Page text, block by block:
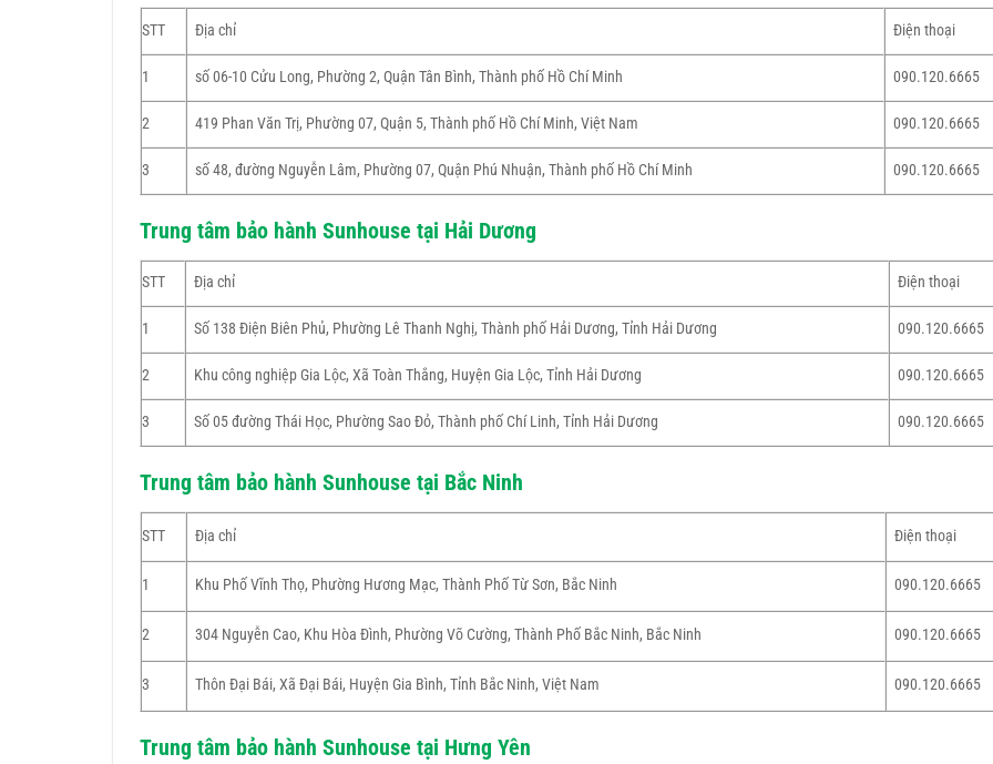
STT Địa chỉ Điện thoại
1 số 06-10 Cửu Long, Phường 2, Quận Tân Bình, Thành phố Hồ Chí Minh 090.120.6665
2 419 Phan Văn Trị, Phường 07, Quận 5, Thành phố Hồ Chí Minh, Việt Nam 090.120.6665
3 số 48, đường Nguyễn Lâm, Phường 07, Quận Phú Nhuận, Thành phố Hồ Chí Minh 090.120.6665
Trung tâm bảo hành Sunhouse tại Hải Dương
STT Địa chỉ Điện thoại
1 Số 138 Điện Biên Phủ, Phường Lê Thanh Nghị, Thành phố Hải Dương, Tỉnh Hải Dương 090.120.6665
2 Khu công nghiệp Gia Lộc, Xã Toàn Thắng, Huyện Gia Lộc, Tỉnh Hải Dương 090.120.6665
3 Số 05 đường Thái Học, Phường Sao Đỏ, Thành phố Chí Linh, Tỉnh Hải Dương 090.120.6665
Trung tâm bảo hành Sunhouse tại Bắc Ninh
STT Địa chỉ Điện thoại
1 Khu Phố Vĩnh Thọ, Phường Hương Mạc, Thành Phố Từ Sơn, Bắc Ninh 090.120.6665
2 304 Nguyễn Cao, Khu Hòa Đình, Phường Võ Cường, Thành Phố Bắc Ninh, Bắc Ninh 090.120.6665
3 Thôn Đại Bái, Xã Đại Bái, Huyện Gia Bình, Tỉnh Bắc Ninh, Việt Nam 090.120.6665
Trung tâm bảo hành Sunhouse tại Hưng Yên